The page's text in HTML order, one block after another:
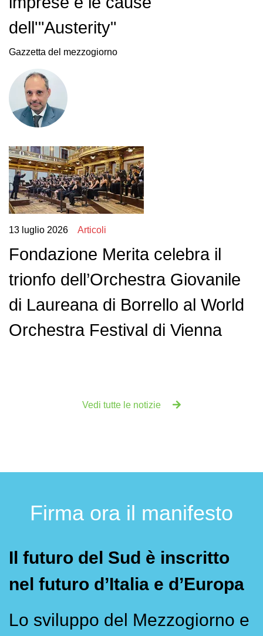
dell'"Austerity"
Gazzetta del mezzogiorno
13 luglio 2026 Articoli
Fondazione Merita celebra il
trionfo dell’Orchestra Giovanile
di Laureana di Borrello al World
Orchestra Festival di Vienna
Vedi tutte le notizie
Firma ora il manifesto
Il futuro del Sud è inscritto
nel futuro d’Italia e d’Europa
Lo sviluppo del Mezzogiorno e